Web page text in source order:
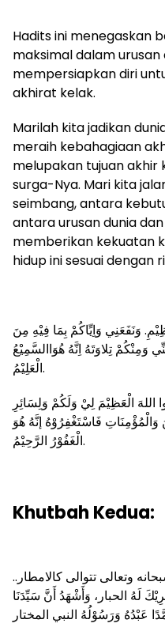
Hadits ini menegaskan
maksimal dalam
mempersiapkan diri
akhirat kelak.
Marilah kita jadikan
meraih kebahagiaan
melupakan tujuan akhir
surga-Nya. Mari kita
seimbang, antara
antara urusan dunia
memberikan kekuatan
hidup ini sesuai dengan
وَنَفَعَنِي وَاِيِّاكُمْ بِمَا فِيْهِ مِنَ
وَمِنْكُمْ تِلاوَتَهُ اِنَّهُ هُوَاالسَّمِيْعُ
الْعَلِيْمُ.
اللهَ الْعَظِيْمَ لِيْ وَلَكُمْ وَلِسَائِرِ
فَاسْتَغْفِرُوْهُ إنَّهُ هُوَ
الْغَفُوْرُ الرَّحِيْمُ.
Khutbah Kedua:
وتعالى تتوالى كالامطار..
لَهُ الحبار، وَأَشْهَدُ أَنَّ سَيِّدَنَا